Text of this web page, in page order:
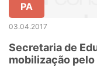
PA
03.04.2017
Secretaria de
mobilização